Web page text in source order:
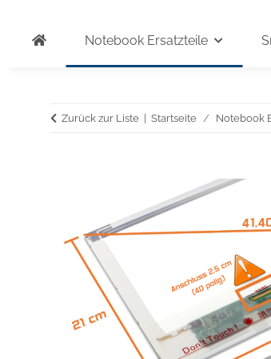
Notebook Ersatzteile
Zurück zur Liste Startseite Notebook